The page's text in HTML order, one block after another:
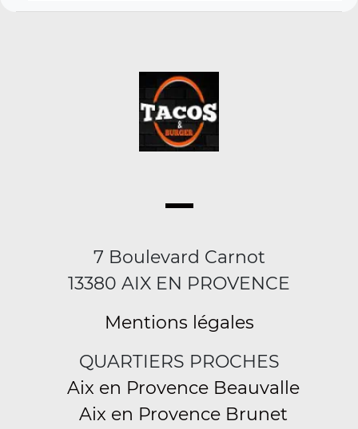
7 Boulevard Carnot
13380 AIX EN PROVENCE
Mentions légales
QUARTIERS PROCHES
Aix en Provence Beauvalle
Aix en Provence Brunet